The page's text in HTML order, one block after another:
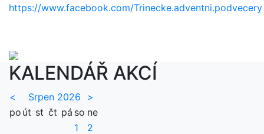
https://www.facebook.com/Trinecke.adventni.podvecery
KALENDÁŘ AKCÍ
< Srpen 2026
>
po út st čt pá so ne
1
2